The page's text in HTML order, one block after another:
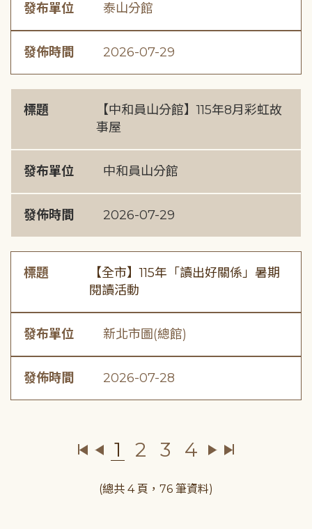
發布單位 泰山分館
發佈時間 2026-07-29
標題
【中和員山分館】115年8月彩虹故
事屋
發布單位 中和員山分館
發佈時間 2026-07-29
標題
【全市】115年「讀出好關係」暑期
閱讀活動
發布單位 新北市圖(總館)
發佈時間 2026-07-28
1 2 3 4
(總共 4 頁，76 筆資料)